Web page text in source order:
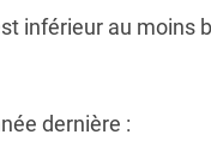
inférieur au moins
dernière :